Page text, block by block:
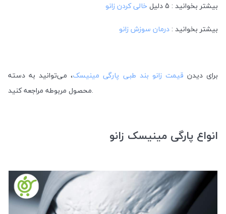
بیشتر بخوانید : 5 دلیل
خالی کردن زانو
بیشتر بخوانید : درمان سوزش زانو
برای دیدن قیمت زانو بند طبی پارگی مینیسک، می‌توانید به دسته
محصول مربوطه مراجعه کنید.
انواع پارگی مینیسک زانو